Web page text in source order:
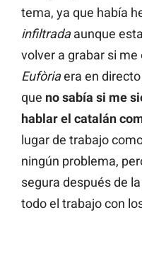
tema, ya que había
infiltradaaunque
volver a grabar si
Eufòriaera en
que no sabía si me
hablar el catalán
lugar de trabajo
ningún problema,
segura después de
todo el trabajo con